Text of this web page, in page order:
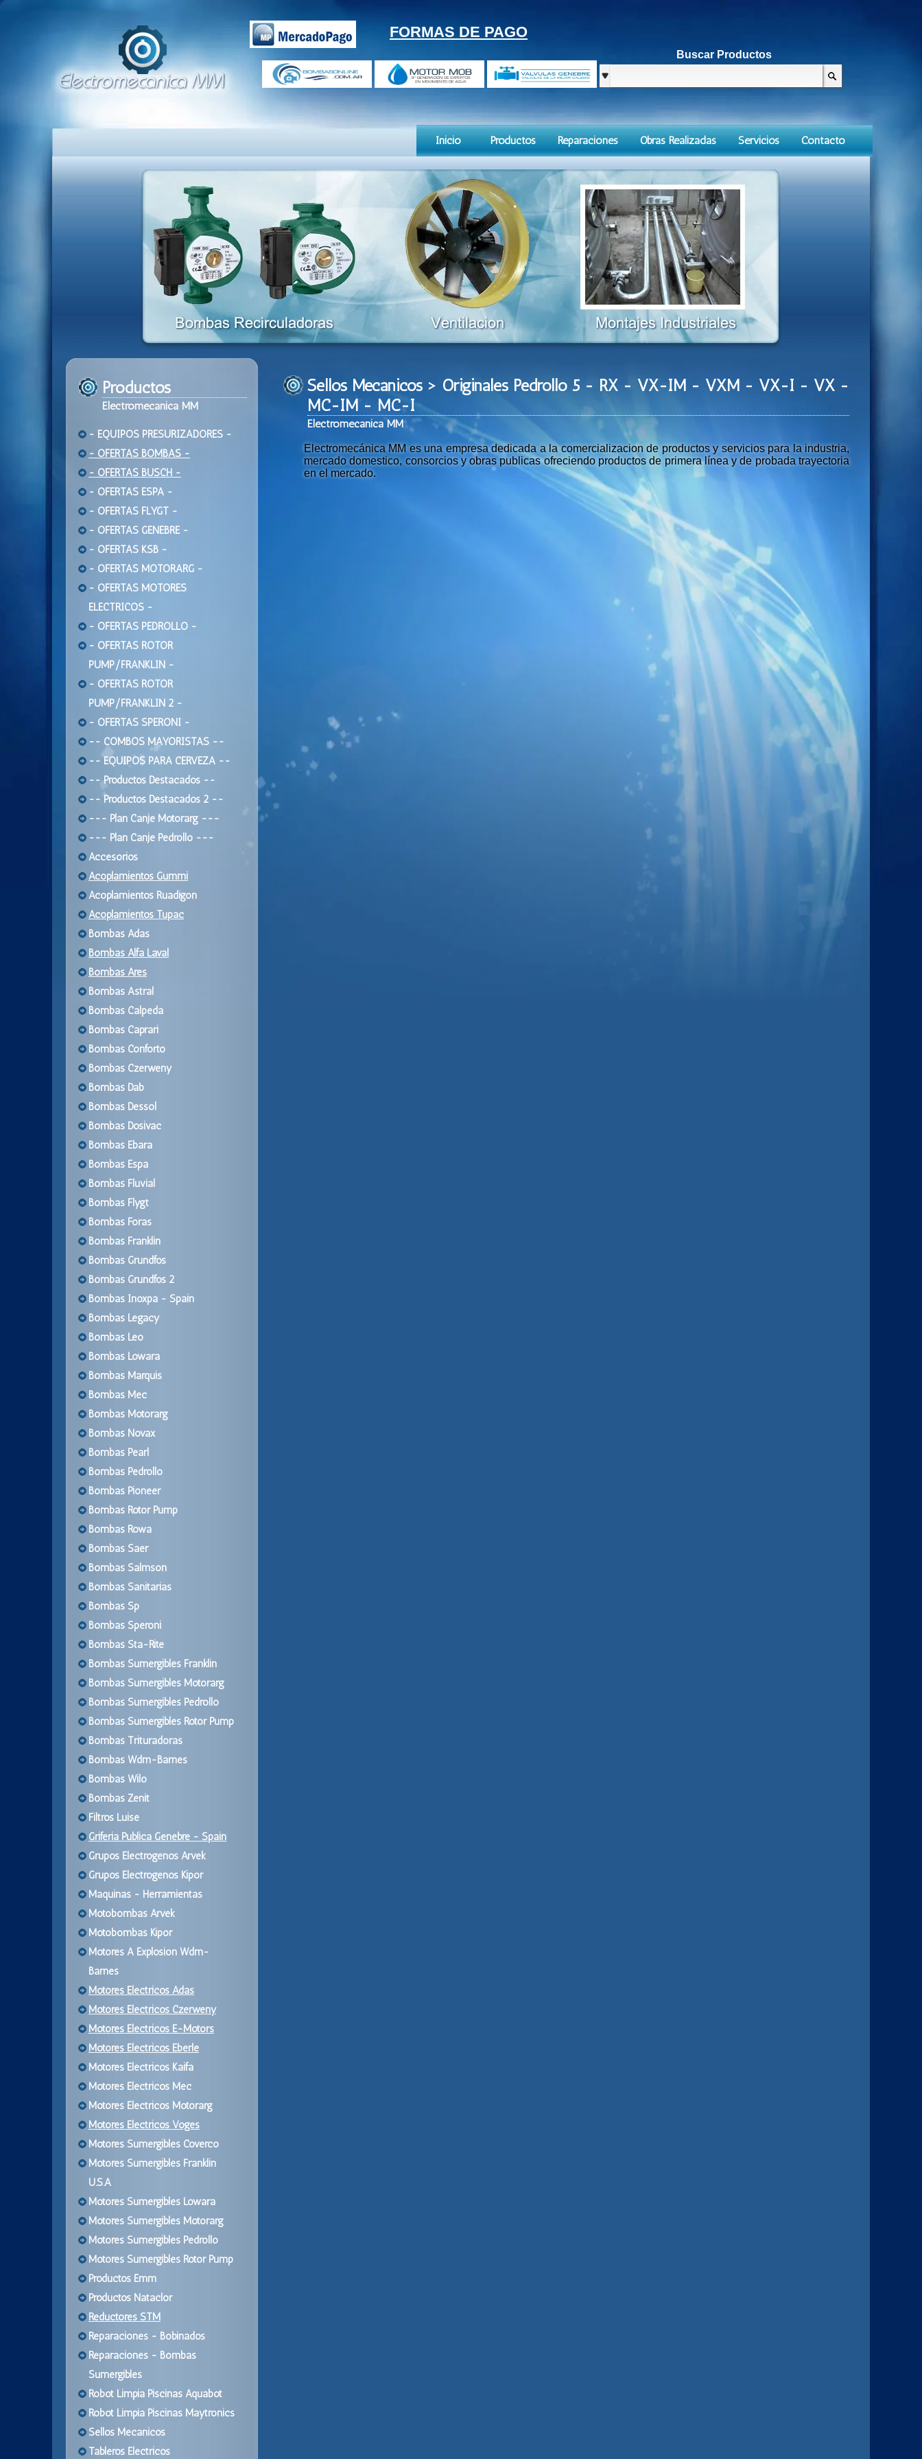
FORMAS DE PAGO
Buscar Productos
Inicio Productos Reparaciones Obras Realizadas Servicios Contacto
Productos
Electromecanica MM
- EQUIPOS PRESURIZADORES -
- OFERTAS BOMBAS -
- OFERTAS BUSCH -
- OFERTAS ESPA -
- OFERTAS FLYGT -
- OFERTAS GENEBRE -
- OFERTAS KSB -
- OFERTAS MOTORARG -
- OFERTAS MOTORES
ELECTRICOS -
- OFERTAS PEDROLLO -
- OFERTAS ROTOR
PUMP/FRANKLIN -
- OFERTAS ROTOR
PUMP/FRANKLIN 2 -
- OFERTAS SPERONI -
-- COMBOS MAYORISTAS --
-- EQUIPOS PARA CERVEZA --
-- Productos Destacados --
-- Productos Destacados 2 --
--- Plan Canje Motorarg ---
--- Plan Canje Pedrollo ---
Accesorios
Acoplamientos Gummi
Acoplamientos Ruadigon
Acoplamientos Tupac
Bombas Adas
Bombas Alfa Laval
Bombas Ares
Bombas Astral
Bombas Calpeda
Bombas Caprari
Bombas Conforto
Bombas Czerweny
Bombas Dab
Bombas Dessol
Bombas Dosivac
Bombas Ebara
Bombas Espa
Bombas Fluvial
Bombas Flygt
Bombas Foras
Bombas Franklin
Bombas Grundfos
Bombas Grundfos 2
Bombas Inoxpa - Spain
Bombas Legacy
Bombas Leo
Bombas Lowara
Bombas Marquis
Bombas Mec
Bombas Motorarg
Bombas Novax
Bombas Pearl
Bombas Pedrollo
Bombas Pioneer
Bombas Rotor Pump
Bombas Rowa
Bombas Saer
Bombas Salmson
Bombas Sanitarias
Bombas Sp
Bombas Speroni
Bombas Sta-Rite
Bombas Sumergibles Franklin
Bombas Sumergibles Motorarg
Bombas Sumergibles Pedrollo
Bombas Sumergibles Rotor Pump
Bombas Trituradoras
Bombas Wdm-Barnes
Bombas Wilo
Bombas Zenit
Filtros Luise
Griferia Publica Genebre - Spain
Grupos Electrogenos Arvek
Grupos Electrogenos Kipor
Maquinas - Herramientas
Motobombas Arvek
Motobombas Kipor
Motores A Explosion Wdm-
Barnes
Motores Electricos Adas
Motores Electricos Czerweny
Motores Electricos E-Motors
Motores Electricos Eberle
Motores Electricos Kaifa
Motores Electricos Mec
Motores Electricos Motorarg
Motores Electricos Voges
Motores Sumergibles Coverco
Motores Sumergibles Franklin
U.S.A
Motores Sumergibles Lowara
Motores Sumergibles Motorarg
Motores Sumergibles Pedrollo
Motores Sumergibles Rotor Pump
Productos Emm
Productos Nataclor
Reductores STM
Reparaciones - Bobinados
Reparaciones - Bombas
Sumergibles
Robot Limpia Piscinas Aquabot
Robot Limpia Piscinas Maytronics
Sellos Mecanicos
Tableros Electricos
Sellos Mecanicos > Originales Pedrollo 5 - RX - VX-IM - VXM - VX-I - VX -
MC-IM - MC-I
Electromecanica MM
Electromecánica MM es una empresa dedicada a la comercializacion de productos y servicios para la industria,
mercado domestico, consorcios y obras publicas ofreciendo productos de primera línea y de probada trayectoria
en el mercado.